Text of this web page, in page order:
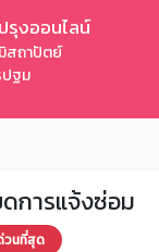
รุงออนไลน์
สถาปัตย์
ปฐม
ดการแจ้งซ่อม
วนที่สุด